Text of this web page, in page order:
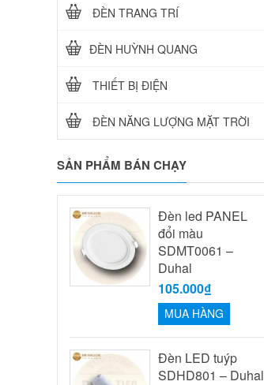
ĐÈN TRANG TRÍ
ĐÈN HUỲNH QUANG
THIẾT BỊ ĐIỆN
ĐÈN NĂNG LƯỢNG MẶT TRỜI
SẢN PHẨM BÁN CHẠY
Đèn led PANEL
đổi màu
SDMT0061 –
Duhal
105.000₫
MUA HÀNG
Đèn LED tuýp
SDHD801 – Duhal